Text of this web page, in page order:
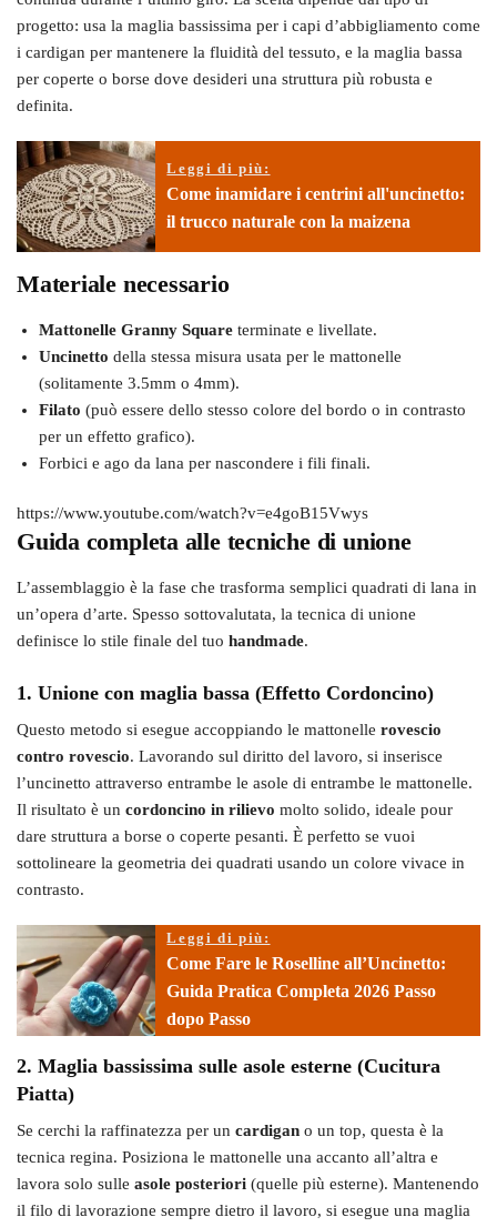
progetto: usa la maglia bassissima per i capi d’abbigliamento come
i cardigan per mantenere la fluidità del tessuto, e la maglia bassa
per coperte o borse dove desideri una struttura più robusta e
definita.
Leggi di più:
Come inamidare i centrini all'uncinetto:
il trucco naturale con la maizena
Materiale necessario
Mattonelle Granny Square terminate e livellate.
Uncinetto della stessa misura usata per le mattonelle
(solitamente 3.5mm o 4mm).
Filato (può essere dello stesso colore del bordo o in contrasto
per un effetto grafico).
Forbici e ago da lana per nascondere i fili finali.
https://www.youtube.com/watch?v=e4goB15Vwys
Guida completa alle tecniche di unione
L’assemblaggio è la fase che trasforma semplici quadrati di lana in
un’opera d’arte. Spesso sottovalutata, la tecnica di unione
definisce lo stile finale del tuo handmade.
1. Unione con maglia bassa (Effetto Cordoncino)
Questo metodo si esegue accoppiando le mattonelle rovescio
contro rovescio. Lavorando sul diritto del lavoro, si inserisce
l’uncinetto attraverso entrambe le asole di entrambe le mattonelle.
Il risultato è un cordoncino in rilievo molto solido, ideale pour
dare struttura a borse o coperte pesanti. È perfetto se vuoi
sottolineare la geometria dei quadrati usando un colore vivace in
contrasto.
Leggi di più:
Come Fare le Roselline all’Uncinetto:
Guida Pratica Completa 2026 Passo
dopo Passo
2. Maglia bassissima sulle asole esterne (Cucitura
Piatta)
Se cerchi la raffinatezza per un cardigan o un top, questa è la
tecnica regina. Posiziona le mattonelle una accanto all’altra e
lavora solo sulle asole posteriori (quelle più esterne). Mantenendo
il filo di lavorazione sempre dietro il lavoro, si esegue una maglia